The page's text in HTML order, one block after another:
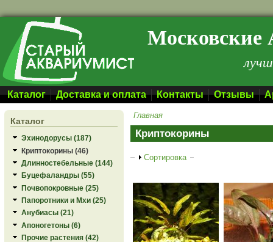
Перейти к основному содержанию Московские
Каталог Доставка и оплата Контакты Отзывы
Каталог
Эхинодорусы (187)
Криптокорины (46)
Длинностебельные (144)
Буцефаландры (55)
Почвопокровные (25)
Папоротники и Мхи (25)
Анубиасы (21)
Апоногетоны (6)
Прочие растения (42)
Главная
Криптокорины
Показать
Сортировка